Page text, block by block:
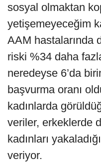
sosyal olmaktan
yetişemeyeceğim
AAM hastalarında
riski %34 daha
neredeyse 6’da
başvurma oranı
kadınlarda
veriler, erkeklerde
kadınları
veriyor.